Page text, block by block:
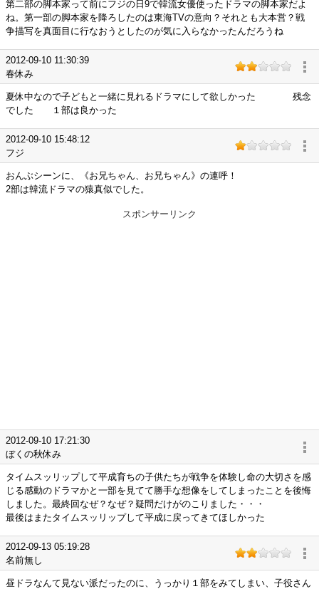
第二部の脚本家って前にフジの日9で韓流女優使ったドラマの脚本家だよ
ね。第一部の脚本家を降ろしたのは東海TVの意向？それとも大本営？戦
争描写を真面目に行なおうとしたのが気に入らなかったんだろうね
2012-09-10 11:30:39
春休み
夏休中なので子どもと一緒に見れるドラマにして欲しかった 残念
でした １部は良かった
2012-09-10 15:48:12
フジ
おんぶシーンに、《お兄ちゃん、お兄ちゃん》の連呼！
2部は韓流ドラマの猿真似でした。
スポンサーリンク
2012-09-10 17:21:30
ぼくの秋休み
タイムスッリップして平成育ちの子供たちが戦争を体験し命の大切さを感
じる感動のドラマかと一部を見てて勝手な想像をしてしまったことを後悔
しました。最終回なぜ？なぜ？疑問だけがのこりました・・・
最後はまたタイムスッリップして平成に戻ってきてほしかった
2012-09-13 05:19:28
名前無し
昼ドラなんて見ない派だったのに、うっかり１部をみてしまい、子役さん